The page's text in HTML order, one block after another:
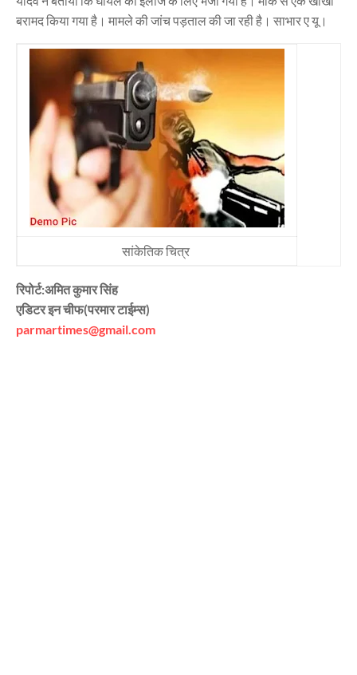
बरामद किया गया है। मामले की जांच पड़ताल की जा रही है। साभार ए यू।
सांकेतिक चित्र
रिपोर्ट:अमित कुमार सिंह
एडिटर इन चीफ(परमार टाईम्स)
parmartimes@gmail.com